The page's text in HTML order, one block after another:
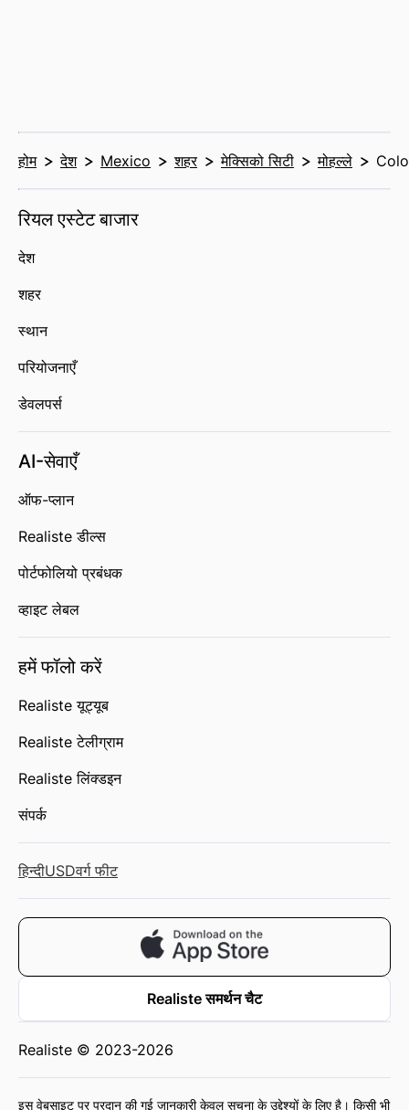
होम देश Mexico शहर मेक्सिको सिटी मोहल्ले
रियल एस्टेट बाजार
देश
शहर
स्थान
परियोजनाएँ
डेवलपर्स
AI-सेवाएँ
ऑफ-प्लान
Realiste डील्स
पोर्टफोलियो प्रबंधक
व्हाइट लेबल
हमें फॉलो करें
Realiste यूट्यूब
Realiste टेलीग्राम
Realiste लिंक्डइन
संपर्क
हिन्दीUSDवर्ग फीट
Realiste समर्थन चैट
Realiste © 2023-2026
इस वेबसाइट पर प्रदान की गई जानकारी केवल सूचना के उद्देश्यों के लिए है। किसी भी